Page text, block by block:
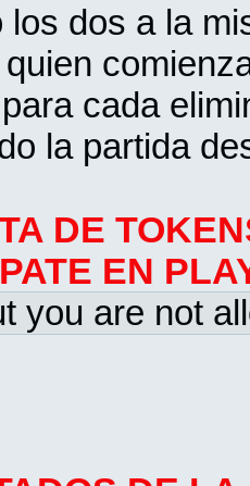
los dos a la
cada
la partida
DE
EN
you are not